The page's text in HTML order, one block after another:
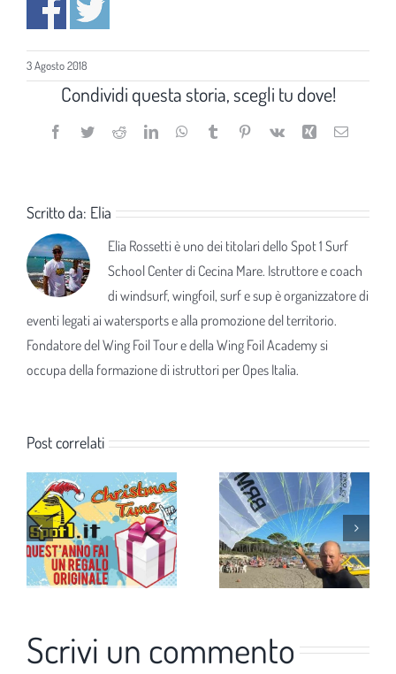
3 Agosto 2018
Condividi questa storia, scegli tu dove!
Facebook
TwitterRedditLinkedInWhatsApp
TumblrPinterest
Vk Xing Email
Scritto da: Elia
Elia Rossetti è uno dei titolari dello Spot 1 Surf
School Center di Cecina Mare. Istruttore e coach
di windsurf, wingfoil, surf e sup è organizzatore di
eventi legati ai watersports e alla promozione del territorio.
Fondatore del Wing Foil Tour e della Wing Foil Academy si
occupa della formazione di istruttori per Opes Italia.
Post correlati
Scrivi un commento